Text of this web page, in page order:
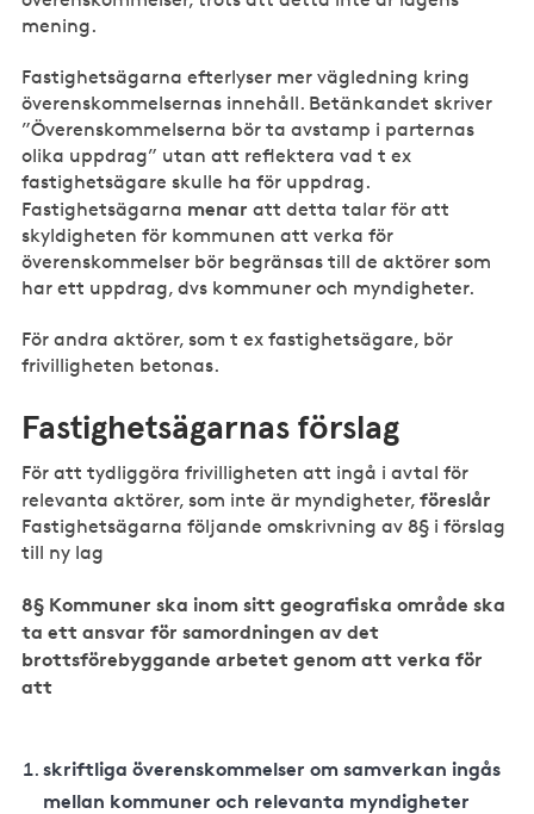
mening.
Fastighetsägarna efterlyser mer vägledning kring
överenskommelsernas innehåll. Betänkandet skriver
”Överenskommelserna bör ta avstamp i parternas
olika uppdrag” utan att reflektera vad t ex
fastighetsägare skulle ha för uppdrag.
Fastighetsägarna menar att detta talar för att
skyldigheten för kommunen att verka för
överenskommelser bör begränsas till de aktörer som
har ett uppdrag, dvs kommuner och myndigheter.
För andra aktörer, som t ex fastighetsägare, bör
frivilligheten betonas.
Fastighetsägarnas förslag
För att tydliggöra frivilligheten att ingå i avtal för
relevanta aktörer, som inte är myndigheter,föreslår
Fastighetsägarna följande omskrivning av 8§ i förslag
till ny lag
8§ Kommuner ska inom sitt geografiska område ska
ta ett ansvar för samordningen av det
brottsförebyggande arbetet genom att verka för
att
skriftliga överenskommelser om samverkan ingås
mellan kommuner och relevanta myndigheter